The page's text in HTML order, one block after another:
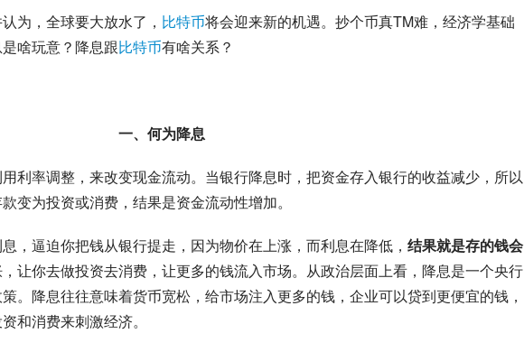
为，全球要大放水了， 比特币将会迎来新的机遇。抄个币真TM难，经济学基础
啥玩意？降息跟比特币有啥关系？
一、何为降息
利率调整，来改变现金流动。当银行降息时，把资金存入银行的收益减少，所以
变为投资或消费，结果是资金流动性增加。
，逼迫你把钱从银行提走，因为物价在上涨，而利息在降低， 结果就是存的钱会
让你去做投资去消费，让更多的钱流入市场。从政治层面上看，降息是一个央行
。降息往往意味着货币宽松，给市场注入更多的钱，企业可以贷到更便宜的钱，
和消费来刺激经济。